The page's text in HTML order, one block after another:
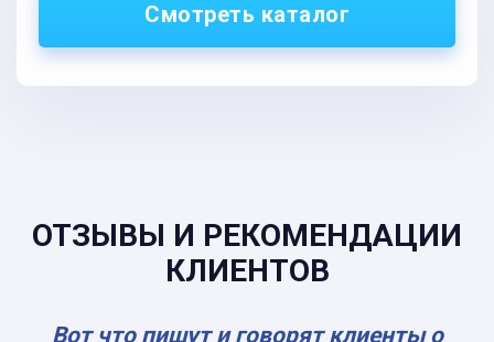
Смотреть каталог
ОТЗЫВЫ И РЕКОМЕНДАЦИИ
КЛИЕНТОВ
Вот что пишут и говорят клиенты о